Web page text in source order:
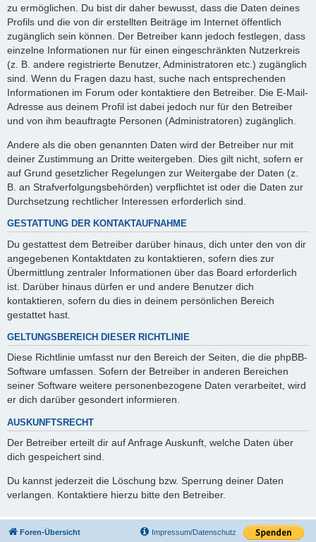
zu ermöglichen. Du bist dir daher bewusst, dass die Daten deines
Profils und die von dir erstellten Beiträge im Internet öffentlich
zugänglich sein können. Der Betreiber kann jedoch festlegen, dass
einzelne Informationen nur für einen eingeschränkten Nutzerkreis
(z. B. andere registrierte Benutzer, Administratoren etc.) zugänglich
sind. Wenn du Fragen dazu hast, suche nach entsprechenden
Informationen im Forum oder kontaktiere den Betreiber. Die E-Mail-
Adresse aus deinem Profil ist dabei jedoch nur für den Betreiber
und von ihm beauftragte Personen (Administratoren) zugänglich.
Andere als die oben genannten Daten wird der Betreiber nur mit
deiner Zustimmung an Dritte weitergeben. Dies gilt nicht, sofern er
auf Grund gesetzlicher Regelungen zur Weitergabe der Daten (z.
B. an Strafverfolgungsbehörden) verpflichtet ist oder die Daten zur
Durchsetzung rechtlicher Interessen erforderlich sind.
GESTATTUNG DER KONTAKTAUFNAHME
Du gestattest dem Betreiber darüber hinaus, dich unter den von dir
angegebenen Kontaktdaten zu kontaktieren, sofern dies zur
Übermittlung zentraler Informationen über das Board erforderlich
ist. Darüber hinaus dürfen er und andere Benutzer dich
kontaktieren, sofern du dies in deinem persönlichen Bereich
gestattet hast.
GELTUNGSBEREICH DIESER RICHTLINIE
Diese Richtlinie umfasst nur den Bereich der Seiten, die die phpBB-
Software umfassen. Sofern der Betreiber in anderen Bereichen
seiner Software weitere personenbezogene Daten verarbeitet, wird
er dich darüber gesondert informieren.
AUSKUNFTSRECHT
Der Betreiber erteilt dir auf Anfrage Auskunft, welche Daten über
dich gespeichert sind.
Du kannst jederzeit die Löschung bzw. Sperrung deiner Daten
verlangen. Kontaktiere hierzu bitte den Betreiber.
Foren-Übersicht Impressum/Datenschutz